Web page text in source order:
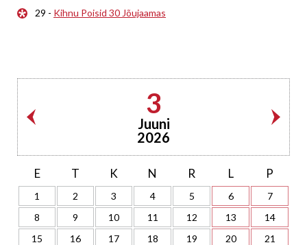
29 - Kihnu Poisid 30 Jõujaamas
3
Juuni
2026
E T K N R L P
1 2 3 4 5 6
7
8
9 10 11 12 13
14
15
16 17 18 19 20
21